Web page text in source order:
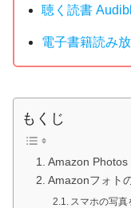
聴く読書
電子書籍読み
もくじ
Amazon Photos
Amazonフォト
スマホの写